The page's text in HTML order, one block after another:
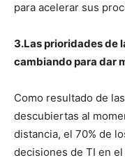
para acelerar sus
3.Las prioridades de
cambiando para dar
Como resultado de
descubiertas al
distancia, el 70% de
decisiones de TI en